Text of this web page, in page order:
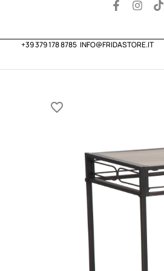
+39 379 178 8785 INFO@FRIDASTORE.IT